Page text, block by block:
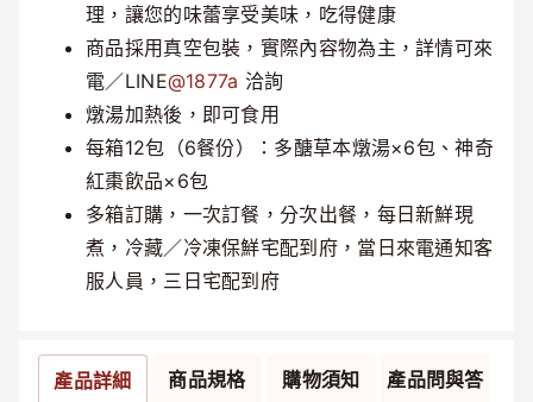
理，讓您的味蕾享受美味，吃得健康
商品採用真空包裝，實際內容物為主，詳情可來
電／LINE@1877a 洽詢
燉湯加熱後，即可食用
每箱12包（6餐份）：多醣草本燉湯×6包、神奇
紅棗飲品×6包
多箱訂購，一次訂餐，分次出餐，每日新鮮現
煮，冷藏／冷凍保鮮宅配到府，當日來電通知客
服人員，三日宅配到府
產品詳細 商品規格 購物須知 產品問與答